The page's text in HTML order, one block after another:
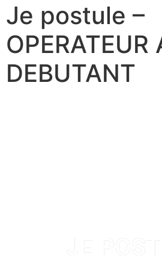
Je postule –
OPERATEUR
DEBUTANT